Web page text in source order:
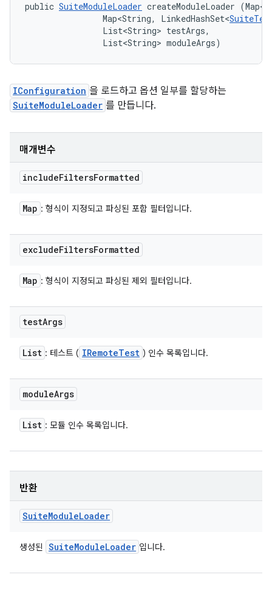
public SuiteModuleLoader createModuleLoader
                Map<String, LinkedHashSet<
                List<String> testArgs,
                List<String> moduleArgs)
IConfiguration 을 로드하고 옵션 일부를 할당하는
SuiteModuleLoader 를 만듭니다.
매개변수
includeFiltersFormatted
Map : 형식이 지정되고 파싱된 포함 필터입니다.
excludeFiltersFormatted
Map : 형식이 지정되고 파싱된 제외 필터입니다.
testArgs
List : 테스트 ( IRemoteTest ) 인수 목록입니다.
moduleArgs
List : 모듈 인수 목록입니다.
반환
SuiteModuleLoader
생성된 SuiteModuleLoader 입니다.